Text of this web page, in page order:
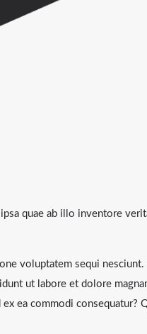
quae ab illo inventore
voluptatem sequi
ut labore et dolore
ea commodi consequatur?